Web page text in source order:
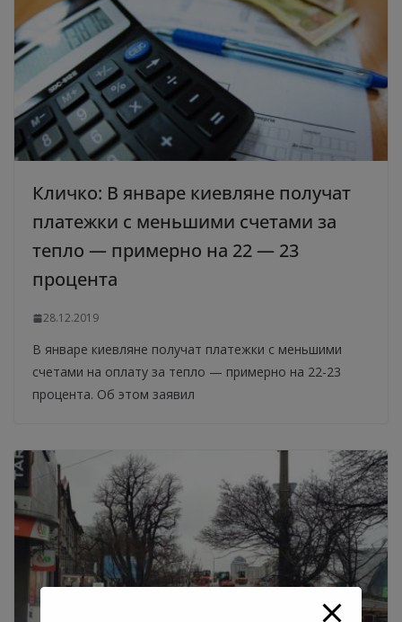
Кличко: В январе киевляне получат
платежки с меньшими счетами за
тепло — примерно на 22 — 23
процента
28.12.2019
В январе киевляне получат платежки с меньшими
счетами на оплату за тепло — примерно на 22-23
процента. Об этом заявил